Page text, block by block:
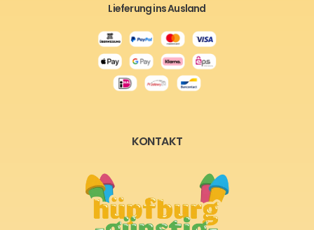
Lieferung ins Ausland
KONTAKT